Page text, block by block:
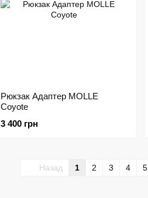
Рюкзак Адаптер MOLLE
Coyote
3 400 грн
Назад 1 2 3 4 5